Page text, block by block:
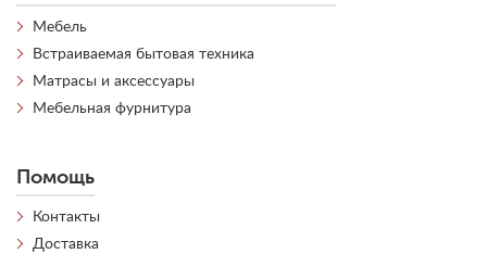
Мебель
Встраиваемая бытовая техника
Матрасы и аксессуары
Мебельная фурнитура
Помощь
Контакты
Доставка